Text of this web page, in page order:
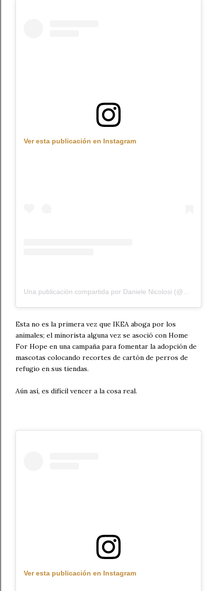
Ver esta publicación en Instagram
Esta no es la primera vez que IKEA aboga por los
animales; el minorista alguna vez se asoció con Home
For Hope en una campaña para fomentar la adopción de
mascotas colocando recortes de cartón de perros de
refugio en sus tiendas.
Aún así, es difícil vencer a la cosa real.
Ver esta publicación en Instagram